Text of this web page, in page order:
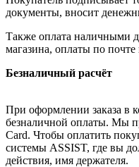
документы, вносит
Также оплата наличными
магазина, оплаты по
Безналичный расчёт
При оформлении заказа в
безналичной оплаты. Мы
Card. Чтобы оплатить
системы ASSIST, где вы
действия, имя держателя.